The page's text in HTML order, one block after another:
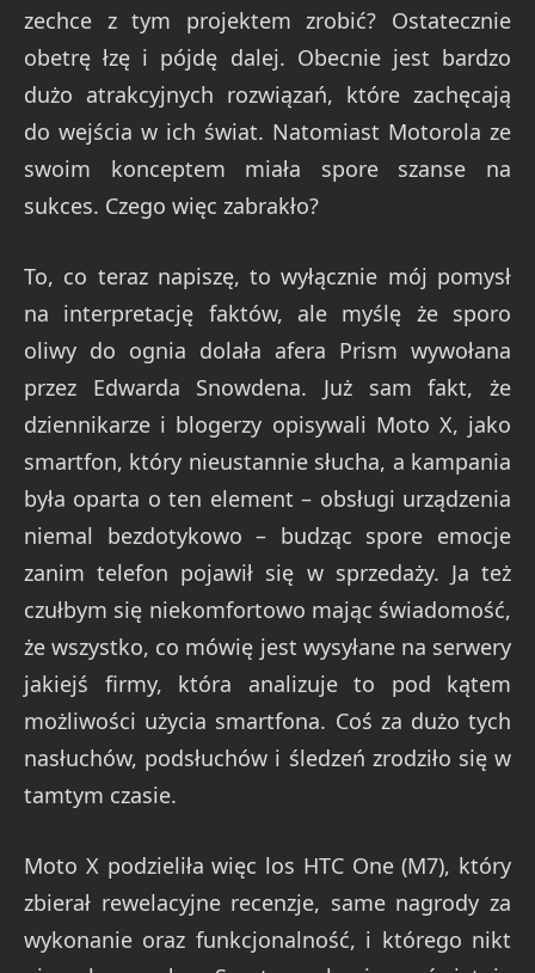
zechce z tym projektem zrobić? Ostatecznie
obetrę łzę i pójdę dalej. Obecnie jest bardzo
dużo atrakcyjnych rozwiązań, które zachęcają
do wejścia w ich świat. Natomiast Motorola ze
swoim konceptem miała spore szanse na
sukces. Czego więc zabrakło?
To, co teraz napiszę, to wyłącznie mój pomysł
na interpretację faktów, ale myślę że sporo
oliwy do ognia dolała afera Prism wywołana
przez Edwarda Snowdena. Już sam fakt, że
dziennikarze i blogerzy opisywali Moto X, jako
smartfon, który nieustannie słucha, a kampania
była oparta o ten element – obsługi urządzenia
niemal bezdotykowo – budząc spore emocje
zanim telefon pojawił się w sprzedaży. Ja też
czułbym się niekomfortowo mając świadomość,
że wszystko, co mówię jest wysyłane na serwery
jakiejś firmy, która analizuje to pod kątem
możliwości użycia smartfona. Coś za dużo tych
nasłuchów, podsłuchów i śledzeń zrodziło się w
tamtym czasie.
Moto X podzieliła więc los HTC One (M7), który
zbierał rewelacyjne recenzje, same nagrody za
wykonanie oraz funkcjonalność, i którego nikt